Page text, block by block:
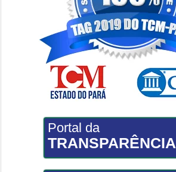
Portal da
TRANSPARÊNCIA